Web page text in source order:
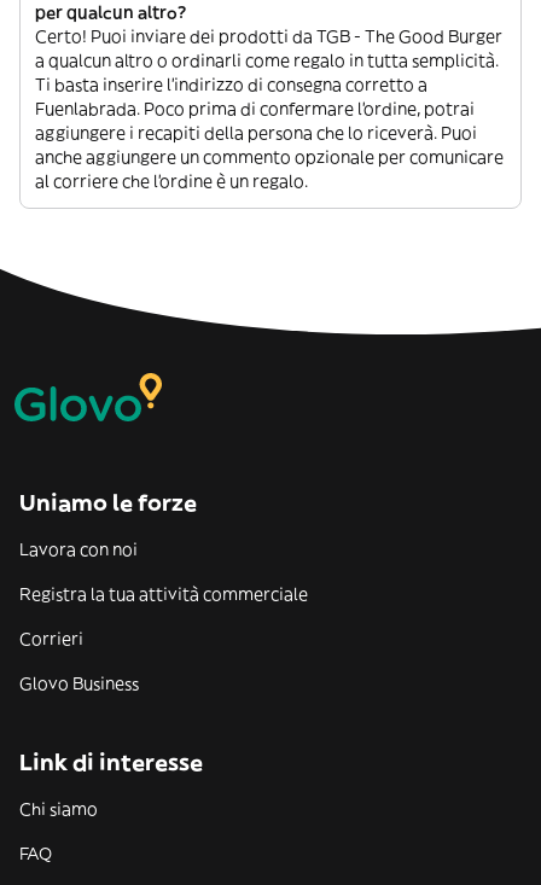
per qualcun altro?
Certo! Puoi inviare dei prodotti da TGB - The Good Burger
a qualcun altro o ordinarli come regalo in tutta semplicità.
Ti basta inserire l’indirizzo di consegna corretto a
Fuenlabrada. Poco prima di confermare l’ordine, potrai
aggiungere i recapiti della persona che lo riceverà. Puoi
anche aggiungere un commento opzionale per comunicare
al corriere che l’ordine è un regalo.
Uniamo le forze
Lavora con noi
Registra la tua attività commerciale
Corrieri
Glovo Business
Link di interesse
Chi siamo
FAQ